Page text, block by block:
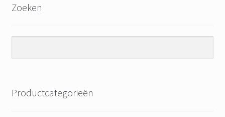
Zoeken
Productcategorieën